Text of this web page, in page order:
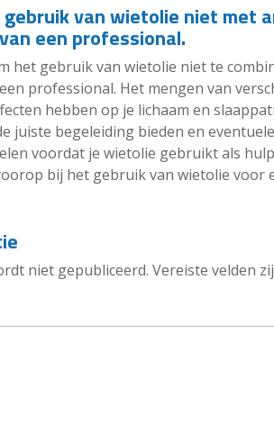
van wietolie niet met
een professional.
het gebruik van wietolie niet te
professional. Het mengen van
hebben op je lichaam en
juiste begeleiding bieden en
voordat je wietolie gebruikt als
bij het gebruik van wietolie voor
niet gepubliceerd. Vereiste velden